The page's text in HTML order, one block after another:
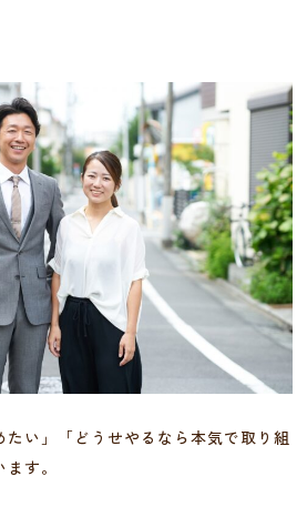
たい」「どうせやるなら本気で取り組
す。